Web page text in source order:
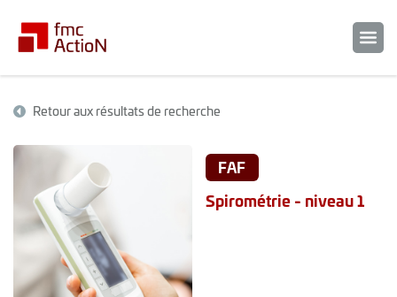
Retour aux résultats de recherche
FAF
Spirométrie - niveau 1